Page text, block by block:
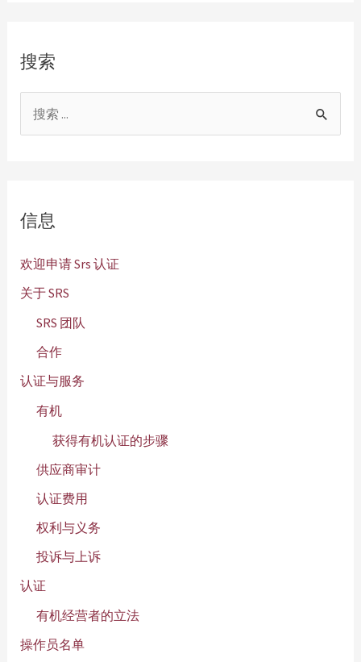
搜索
信息
欢迎申请 Srs 认证
关于 SRS
SRS 团队
合作
认证与服务
有机
获得有机认证的步骤
供应商审计
认证费用
权利与义务
投诉与上诉
认证
有机经营者的立法
操作员名单